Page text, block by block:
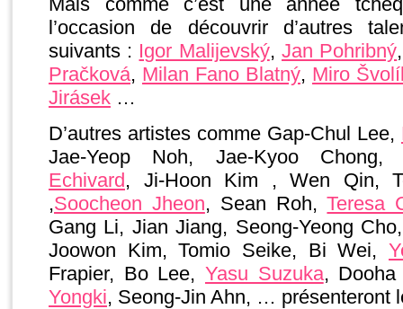
l’occasion de découvrir d’autres
suivants : Igor Malijevský, Jan Pohribný
Pračková, Milan Fano Blatný, Miro
Jirásek …
D’autres artistes comme Gap-Chul Lee,
Jae-Yeop Noh, Jae-Kyoo
Echivard, Ji-Hoon Kim , Wen Qin,
,Soocheon Jheon, Sean Roh,Teresa
Gang Li, Jian Jiang, Seong-Yeong
Joowon Kim, Tomio Seike, Bi Wei,
Frapier, Bo Lee, Yasu Suzuka,
Yongki, Seong-Jin Ahn, … présenteront